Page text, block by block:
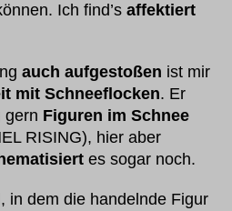
Ich find’saffektiert
auch aufgestoßen ist mir
mit Schneeflocken. Er
gern Figuren im Schnee
RISING), hier aber
es sogar noch.
, in dem die handelnde Figur